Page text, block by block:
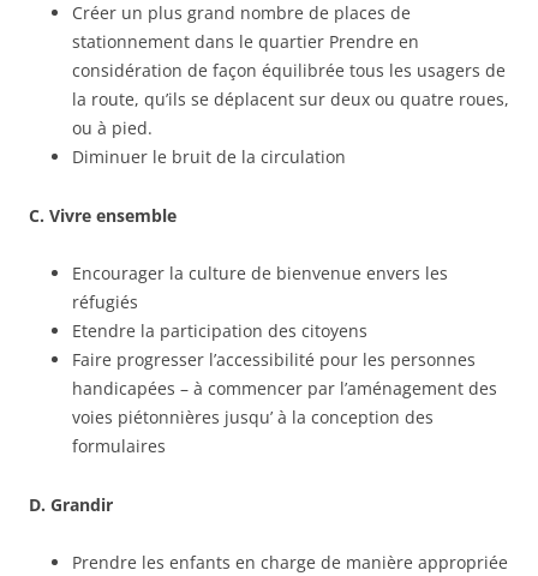
Créer un plus grand nombre de places de
stationnement dans le quartier Prendre en
considération de façon équilibrée tous les usagers de
la route, qu’ils se déplacent sur deux ou quatre roues,
ou à pied.
Diminuer le bruit de la circulation
C. Vivre ensemble
Encourager la culture de bienvenue envers les
réfugiés
Etendre la participation des citoyens
Faire progresser l’accessibilité pour les personnes
handicapées – à commencer par l’aménagement des
voies piétonnières jusqu’ à la conception des
formulaires
D. Grandir
Prendre les enfants en charge de manière appropriée